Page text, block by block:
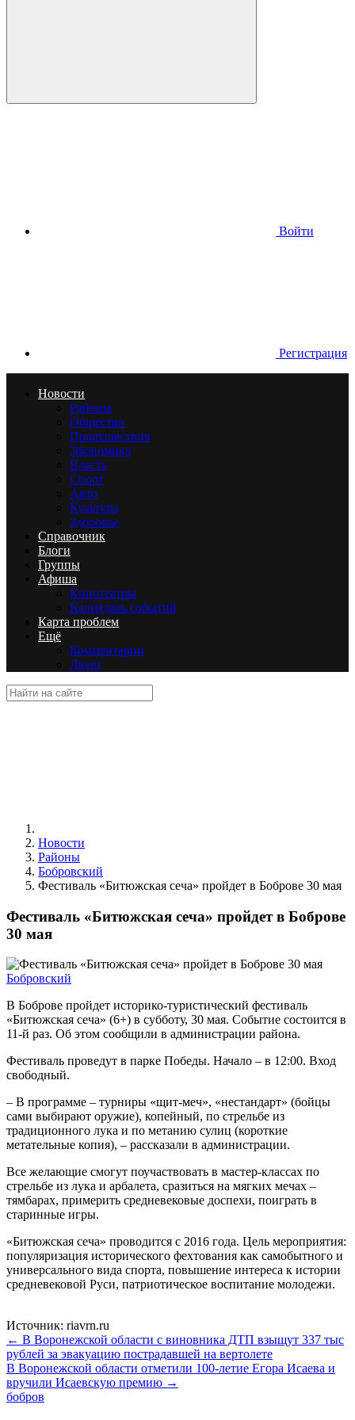
Войти
Регистрация
Новости
Районы
Общество
Происшествия
Экономика
Власть
Спорт
Авто
Культура
Здоровье
Справочник
Блоги
Группы
Афиша
Кинотеатры
Календарь событий
Карта проблем
Ещё
Комментарии
Люди
Новости
Районы
Бобровский
Фестиваль «Битюжская сеча» пройдет в Боброве 30 мая
Фестиваль «Битюжская сеча» пройдет в Боброве
30 мая
Бобровский
В Боброве пройдет историко-туристический фестиваль
«Битюжская сеча» (6+) в субботу, 30 мая. Событие состоится в
11-й раз. Об этом сообщили в администрации района.
Фестиваль проведут в парке Победы. Начало – в 12:00. Вход
свободный.
– В программе – турниры «щит-меч», «нестандарт» (бойцы
сами выбирают оружие), копейный, по стрельбе из
традиционного лука и по метанию сулиц (короткие
метательные копия), – рассказали в администрации.
Все желающие смогут поучаствовать в мастер-классах по
стрельбе из лука и арбалета, сразиться на мягких мечах –
тямбарах, примерить средневековые доспехи, поиграть в
старинные игры.
«Битюжская сеча» проводится с 2016 года. Цель мероприятия:
популяризация исторического фехтования как самобытного и
универсального вида спорта, повышение интереса к истории
средневековой Руси, патриотическое воспитание молодежи.
Источник: riavrn.ru
← В Воронежской области с виновника ДТП взыщут 337 тыс
рублей за эвакуацию пострадавшей на вертолете
В Воронежской области отметили 100-летие Егора Исаева и
вручили Исаевскую премию →
бобров